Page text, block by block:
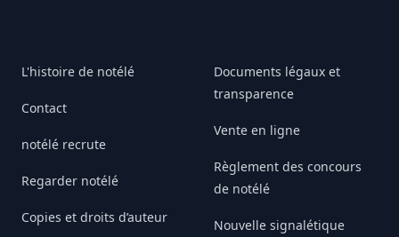
L'histoire de notélé
Contact
notélé recrute
Regarder notélé
Copies et droits d’auteur
Documents légaux et
transparence
Vente en ligne
Règlement des concours
de notélé
Nouvelle signalétique